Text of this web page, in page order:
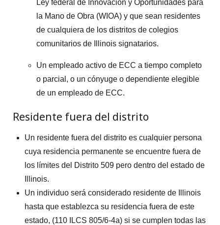
Ley federal de Innovación y Oportunidades para
la Mano de Obra (WIOA) y que sean residentes
de cualquiera de los distritos de colegios
comunitarios de Illinois signatarios.
Un empleado activo de ECC a tiempo completo
o parcial, o un cónyuge o dependiente elegible
de un empleado de ECC.
Residente fuera del distrito
Un residente fuera del distrito es cualquier persona
cuya residencia permanente se encuentre fuera de
los límites del Distrito 509 pero dentro del estado de
Illinois.
Un individuo será considerado residente de Illinois
hasta que establezca su residencia fuera de este
estado, (110 ILCS 805/6-4a) si se cumplen todas las